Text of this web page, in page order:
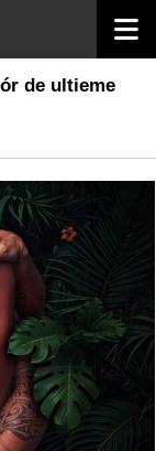
de ultieme